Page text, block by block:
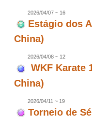
2026/04/07 ~ 16
Estágio dos
China)
2026/04/08 ~ 12
WKF Karate
China)
2026/04/11 ~ 19
Torneio de